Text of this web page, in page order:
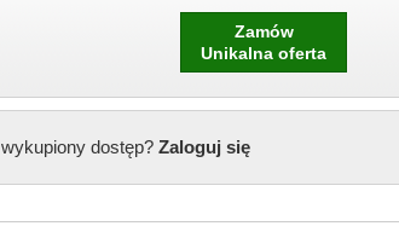
Zamów
Unikalna oferta
dostęp?Zaloguj się